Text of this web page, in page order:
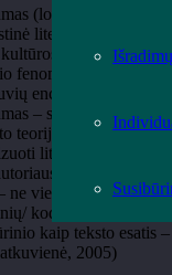
(lot.
literatūros teorijos ir
kurioje tekstas
fenomeną, skirtingų
enciklopedija)
– svarbiausia
teorijoje.
literatūros kūrinį
veikla.
ne vientisa autorinė
kodų, įvairių citatų,
kaip teksto esatis
2005)